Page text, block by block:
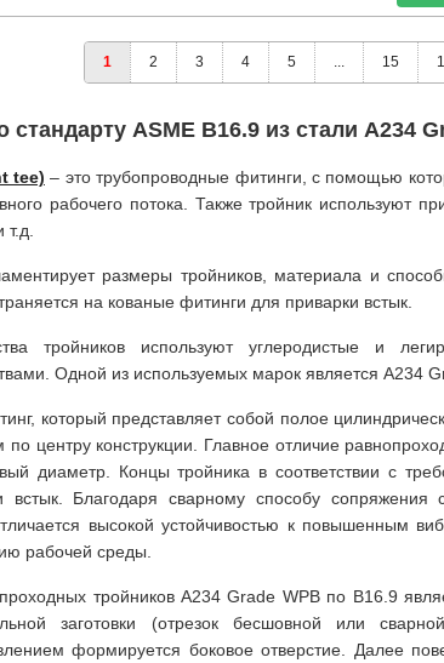
1 2 3 4 5 ... 15
ASME B16.9 из стали A234
tee) – это трубопроводные фитинги, с помощью
рабочего потока. Также тройник используют
размеры тройников, материала и
на кованые фитинги для приварки встык.
тройников используют углеродистые и
Одной из используемых марок является A234
который представляет собой полое
центру конструкции. Главное отличие
диаметр. Концы тройника в соответствии с
Благодаря сварному способу сопряжения
высокой устойчивостью к повышенным
рабочей среды.
тройников A234 Grade WPB по B16.9
заготовки (отрезок бесшовной или
формируется боковое отверстие. Далее